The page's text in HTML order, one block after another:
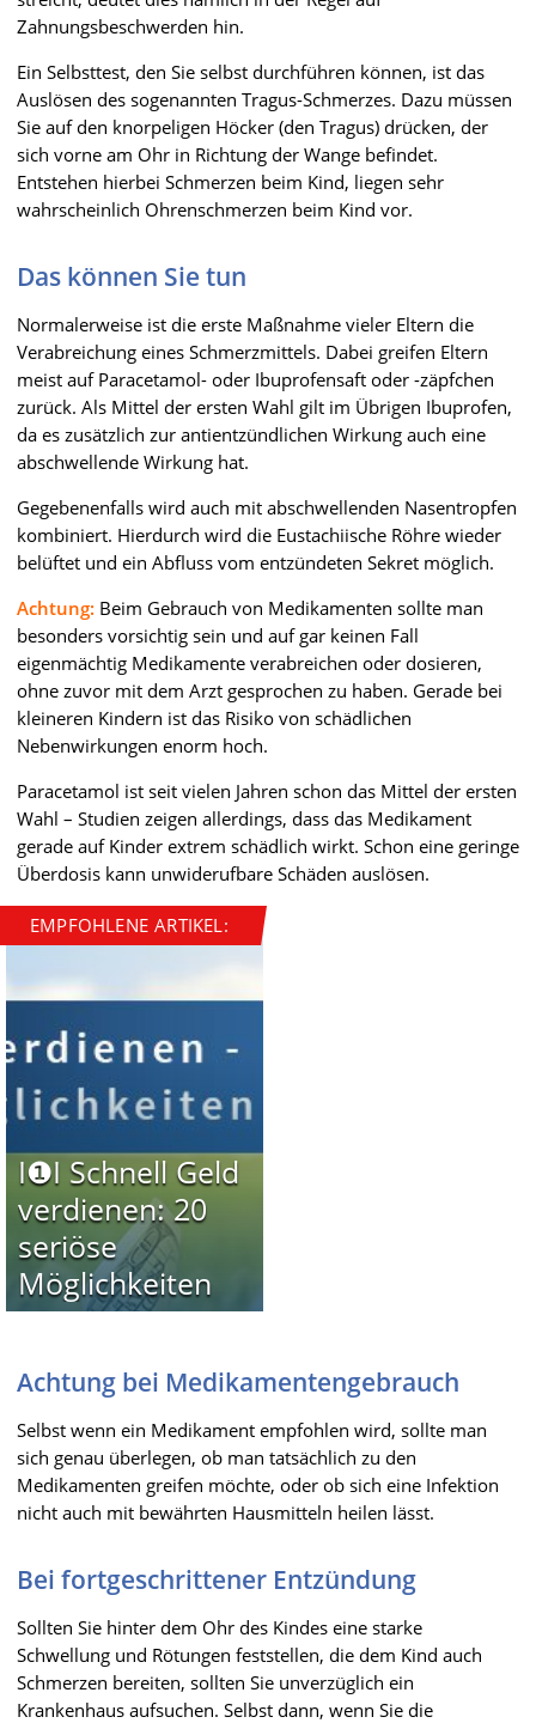
Zahnungsbeschwerden hin.
Ein Selbsttest, den Sie selbst durchführen können, ist das
Auslösen des sogenannten Tragus-Schmerzes. Dazu müssen
Sie auf den knorpeligen Höcker (den Tragus) drücken, der
sich vorne am Ohr in Richtung der Wange befindet.
Entstehen hierbei Schmerzen beim Kind, liegen sehr
wahrscheinlich Ohrenschmerzen beim Kind vor.
Das können Sie tun
Normalerweise ist die erste Maßnahme vieler Eltern die
Verabreichung eines Schmerzmittels. Dabei greifen Eltern
meist auf Paracetamol- oder Ibuprofensaft oder -zäpfchen
zurück. Als Mittel der ersten Wahl gilt im Übrigen Ibuprofen,
da es zusätzlich zur antientzündlichen Wirkung auch eine
abschwellende Wirkung hat.
Gegebenenfalls wird auch mit abschwellenden Nasentropfen
kombiniert. Hierdurch wird die Eustachiische Röhre wieder
belüftet und ein Abfluss vom entzündeten Sekret möglich.
Achtung: Beim Gebrauch von Medikamenten sollte man
besonders vorsichtig sein und auf gar keinen Fall
eigenmächtig Medikamente verabreichen oder dosieren,
ohne zuvor mit dem Arzt gesprochen zu haben. Gerade bei
kleineren Kindern ist das Risiko von schädlichen
Nebenwirkungen enorm hoch.
Paracetamol ist seit vielen Jahren schon das Mittel der ersten
Wahl – Studien zeigen allerdings, dass das Medikament
gerade auf Kinder extrem schädlich wirkt. Schon eine geringe
Überdosis kann unwiderufbare Schäden auslösen.
EMPFOHLENE ARTIKEL:
I❶I Schnell Geld
verdienen: 20
seriöse
Möglichkeiten
Achtung bei Medikamentengebrauch
Selbst wenn ein Medikament empfohlen wird, sollte man
sich genau überlegen, ob man tatsächlich zu den
Medikamenten greifen möchte, oder ob sich eine Infektion
nicht auch mit bewährten Hausmitteln heilen lässt.
Bei fortgeschrittener Entzündung
Sollten Sie hinter dem Ohr des Kindes eine starke
Schwellung und Rötungen feststellen, die dem Kind auch
Schmerzen bereiten, sollten Sie unverzüglich ein
Krankenhaus aufsuchen. Selbst dann, wenn Sie die